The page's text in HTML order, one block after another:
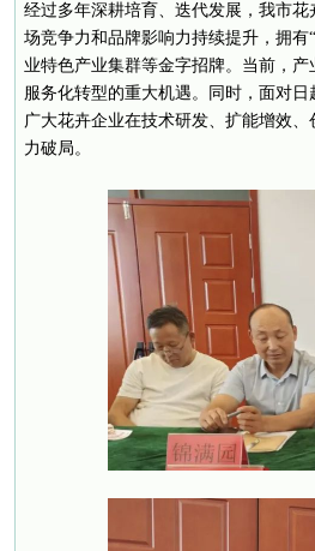
经过多年深耕培育、迭代发展，我市
场竞争力和品牌影响力持续提升，拥
业特色产业集群等金字招牌。当前，
服务化转型的重大机遇。同时，面对
广大花卉企业在技术研发、扩能增效
力破局。